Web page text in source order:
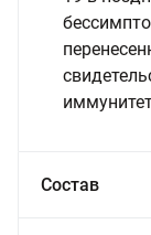
Состав